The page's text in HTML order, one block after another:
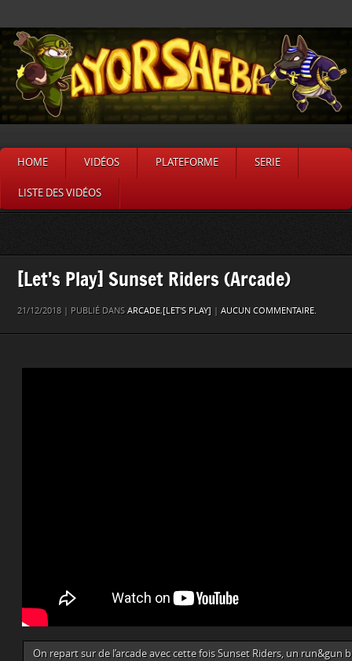
HOME VIDÉOS PLATEFORME SERIE
LISTE DES VIDÉOS
[Let’s Play] Sunset Riders (Arcade)
21/12/2018 | PUBLIÉ DANS ARCADE,[LET'S PLAY] AUCUN COMMENTAIRE.
On repart sur de l’arcade avec cette fois Sunset Riders, un run&gun